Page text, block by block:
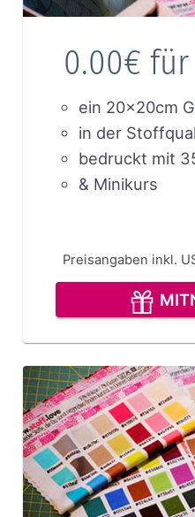
0.00€
ein 20x20cm
in der
bedruckt mit
& Minikurs
Preisangaben inkl.